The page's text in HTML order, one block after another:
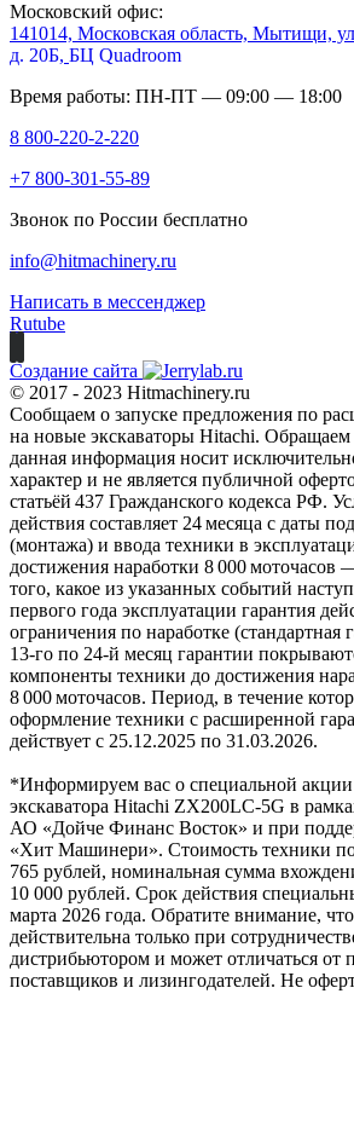
Московский офис:
141014, Московская область, Мытищи,
д. 20Б, БЦ Quadroom
Время работы: ПН-ПТ — 09:00 — 18:00
8 800-220-2-220
+7 800-301-55-89
Звонок по России бесплатно
info@hitmachinery.ru
Написать в мессенджер
Rutube
Создание сайта
© 2017 - 2023 Hitmachinery.ru
Сообщаем о запуске предложения по
на новые экскаваторы Hitachi.
данная информация носит
характер и не является публичной
статьёй 437 Гражданского кодекса РФ.
действия составляет 24 месяца с даты
(монтажа) и ввода техники в
достижения наработки 8 000 моточасов
того, какое из указанных событий
первого года эксплуатации гарантия
ограничения по наработке (стандартная
13‑го по 24‑й месяц гарантии
компоненты техники до достижения
8 000 моточасов. Период, в течение
оформление техники с расширенной
действует с 25.12.2025 по 31.03.2026.
*Информируем вас о специальной
экскаватора Hitachi ZX200LC-5G в
АО «Дойче Финанс Восток» и при
«Хит Машинери». Стоимость техники
765 рублей, номинальная сумма
10 000 рублей. Срок действия
марта 2026 года. Обратите внимание,
действительна только при
дистрибьютором и может отличаться от
поставщиков и лизингодателей. Не